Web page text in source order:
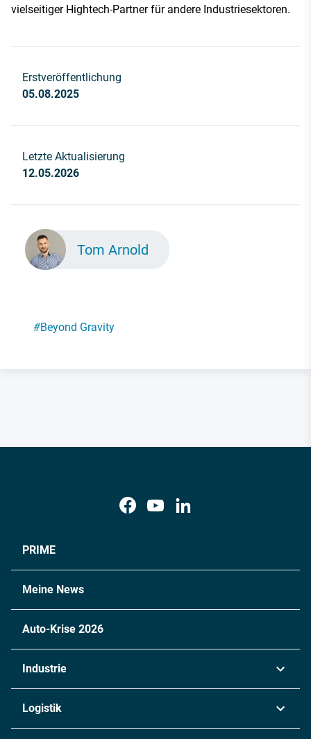
vielseitiger Hightech-Partner für andere Industriesektoren.
Erstveröffentlichung
05.08.2025
Letzte Aktualisierung
12.05.2026
Tom Arnold
#Beyond Gravity
PRIME
Meine News
Auto-Krise 2026
Industrie
Logistik